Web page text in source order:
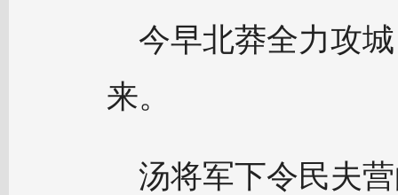
今早北莽全力攻
来。
汤将军下令民夫